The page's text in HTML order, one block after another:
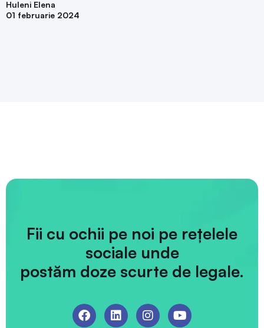
Huleni Elena
01 februarie 2024
Fii cu ochii pe noi pe rețelele
sociale unde
postăm doze scurte de legale.